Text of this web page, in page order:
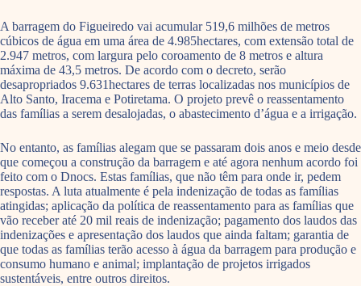
A barragem do Figueiredo vai acumular 519,6 milhões de metros
cúbicos de água em uma área de 4.985hectares, com extensão total de
2.947 metros, com largura pelo coroamento de 8 metros e altura
máxima de 43,5 metros. De acordo com o decreto, serão
desapropriados 9.631hectares de terras localizadas nos municípios de
Alto Santo, Iracema e Potiretama. O projeto prevê o reassentamento
das famílias a serem desalojadas, o abastecimento d’água e a irrigação.
No entanto, as famílias alegam que se passaram dois anos e meio desde
que começou a construção da barragem e até agora nenhum acordo foi
feito com o Dnocs. Estas famílias, que não têm para onde ir, pedem
respostas. A luta atualmente é pela indenização de todas as famílias
atingidas; aplicação da política de reassentamento para as famílias que
vão receber até 20 mil reais de indenização; pagamento dos laudos das
indenizações e apresentação dos laudos que ainda faltam; garantia de
que todas as famílias terão acesso à água da barragem para produção e
consumo humano e animal; implantação de projetos irrigados
sustentáveis, entre outros direitos.